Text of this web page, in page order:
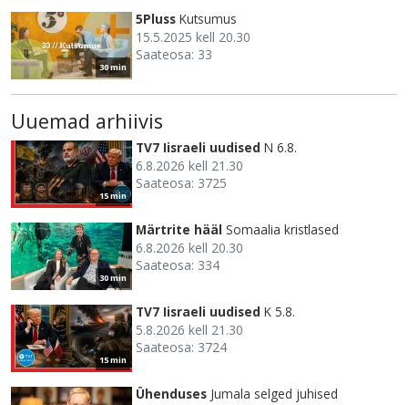
30 min
5Pluss Kutsumus
15.5.2025 kell 20.30
Saateosa: 33
Uuemad arhiivis
15 min
TV7 Iisraeli uudised N 6.8.
6.8.2026 kell 21.30
Saateosa: 3725
30 min
Märtrite hääl Somaalia kristlased
6.8.2026 kell 20.30
Saateosa: 334
15 min
TV7 Iisraeli uudised K 5.8.
5.8.2026 kell 21.30
Saateosa: 3724
Ühenduses Jumala selged juhised